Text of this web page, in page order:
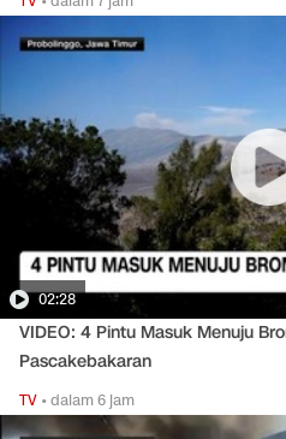
02:28
VIDEO: 4 Pintu Masuk Menuju
Pascakebakaran
TV •dalam 6 jam